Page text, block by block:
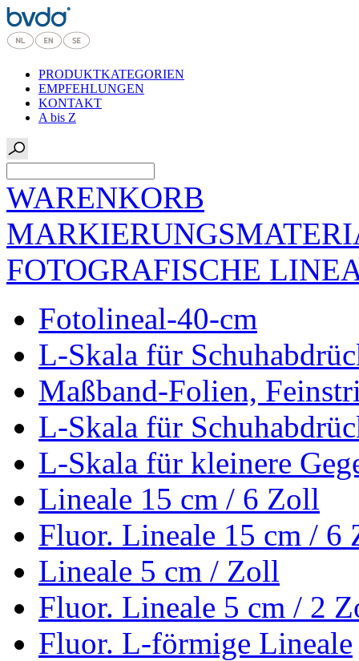
PRODUKTKATEGORIEN
EMPFEHLUNGEN
KONTAKT
A bis Z
WARENKORB
FOTOGRAFISCHE
Fotolineal-40-cm
L-Skala für
Maßband-Folien,
L-Skala für
L-Skala für kleinere
Lineale 15 cm / 6 Zoll
Fluor. Lineale 15 cm / 6
Lineale 5 cm / Zoll
Fluor. Lineale 5 cm / 2
Fluor. L-förmige Lineale